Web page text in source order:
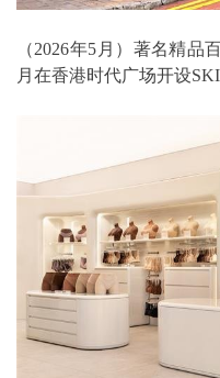
（2026年5月）著名精品
月在香港时代广场开设